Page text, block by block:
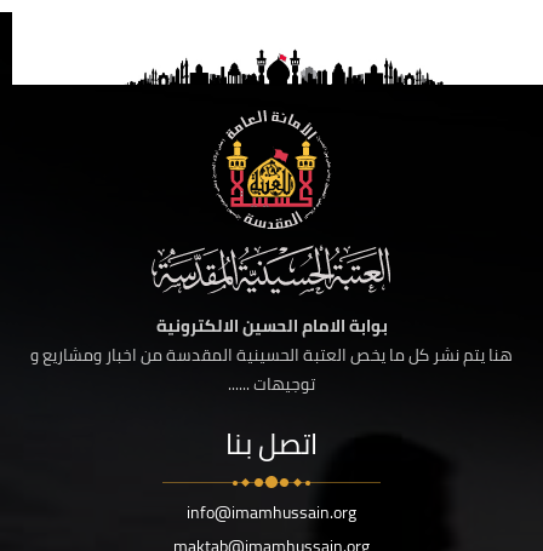
بوابة الامام الحسين الالكترونية
هنا يتم نشر كل ما يخص العتبة الحسينية المقدسة من اخبار ومشاريع و
توجيهات ......
اتصل بنا
info@imamhussain.org